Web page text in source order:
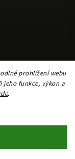
prohlížení webu
jeho funkce, výkon a
.
vyhrazena.